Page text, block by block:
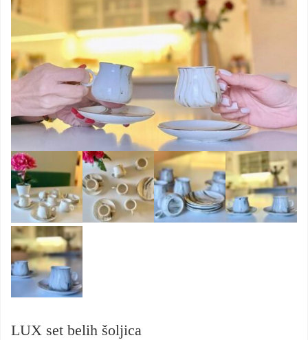
LUX set belih šoljica